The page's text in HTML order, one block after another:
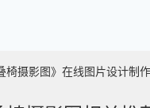
摄影图》在线图片设计制